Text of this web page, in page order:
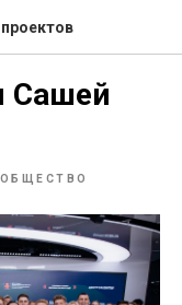
Сашей